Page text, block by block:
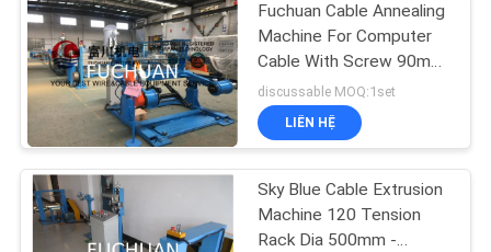
CÁC
TRƯỜNG
HỢP
SƠ
ĐỒ
Fuchuan Cable Annealing
Machine For Computer
Cable With Screw 90mm
Max Speed 200m/min
discussable MOQ:1set
LIÊN HỆ
Sky Blue Cable Extrusion
Machine 120 Tension
Rack Dia 500mm -